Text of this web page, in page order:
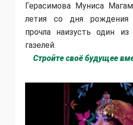
Герасимова Муниса
летия со дня
прочла наизусть один
газелей.
Стройте своё будущее